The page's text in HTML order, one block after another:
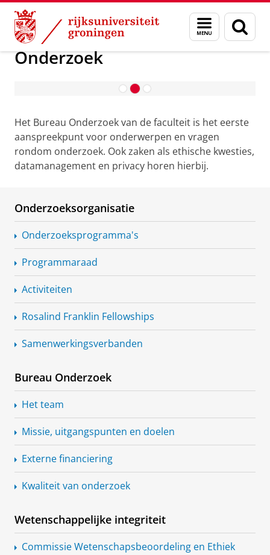
Skip
Content
Skip
Navigation
Menu
en
zoeken
Over ons Faculteit Rechtsgeleerdheid Onderzoek
Onderzoek
Bureau Onderzoek
Het Bureau Onderzoek van de faculteit is het eerste
aanspreekpunt voor onderwerpen en vragen
rondom onderzoek. Ook zaken als ethische kwesties,
datamanagement en privacy horen hierbij.
Onderzoeksorganisatie
Onderzoeksprogramma's
Programmaraad
Activiteiten
Rosalind Franklin Fellowships
Samenwerkingsverbanden
Bureau Onderzoek
Het team
Missie, uitgangspunten en doelen
Externe financiering
Kwaliteit van onderzoek
Wetenschappelijke integriteit
CommissieWetenschapsbeoordeling en Ethiek